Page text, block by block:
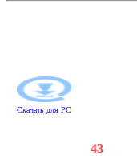
Скачать для PC
43